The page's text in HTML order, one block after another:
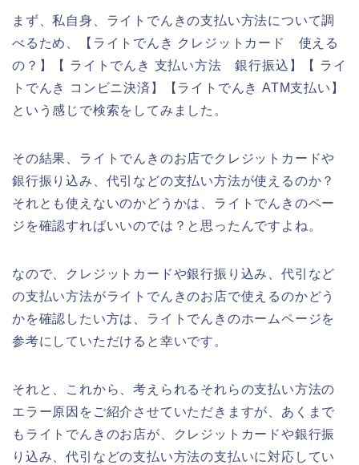
まず、私自身、ライトでんきの支払い方法について調
べるため、【ライトでんき クレジットカード 使える
の？】【 ライトでんき 支払い方法 銀行振込】【 ライ
トでんき コンビニ決済】【ライトでんき ATM支払い】
という感じで検索をしてみました。
その結果、ライトでんきのお店でクレジットカードや
銀行振り込み、代引などの支払い方法が使えるのか？
それとも使えないのかどうかは、ライトでんきのペー
ジを確認すればいいのでは？と思ったんですよね。
なので、クレジットカードや銀行振り込み、代引など
の支払い方法がライトでんきのお店で使えるのかどう
かを確認したい方は、ライトでんきのホームページを
参考にしていただけると幸いです。
それと、これから、考えられるそれらの支払い方法の
エラー原因をご紹介させていただきますが、あくまで
もライトでんきのお店が、クレジットカードや銀行振
り込み、代引などの支払い方法の支払いに対応してい